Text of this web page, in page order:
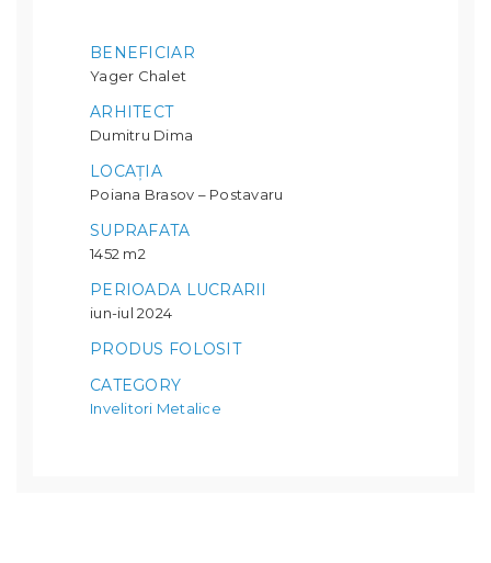
BENEFICIAR
Yager Chalet
ARHITECT
Dumitru Dima
LOCAȚIA
Poiana Brasov – Postavaru
SUPRAFATA
1452 m2
PERIOADA LUCRARII
iun-iul 2024
PRODUS FOLOSIT
CATEGORY
Invelitori Metalice